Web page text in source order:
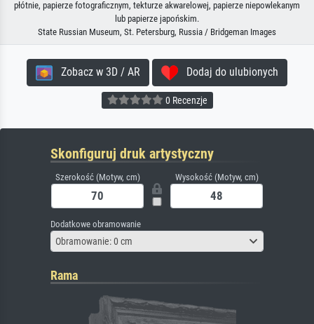
płótnie, papierze fotograficznym, tekturze akwarelowej, papierze niepowlekanym
lub papierze japońskim.
State Russian Museum, St. Petersburg, Russia / Bridgeman Images
Zobacz w 3D / AR Dodaj do ulubionych
0 Recenzje
Skonfiguruj druk artystyczny
Szerokość (Motyw, cm) Wysokość (Motyw, cm)
Dodatkowe obramowanie
Obramowanie: 0 cm
Rama